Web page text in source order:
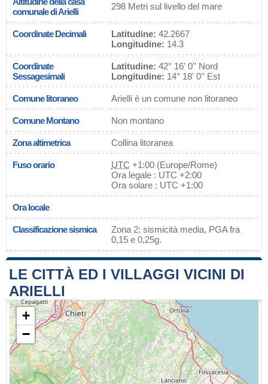
comunale di Arielli
298 Metri sul livello del mare
Coordinate Decimali Latitudine: 42.2667
Longitudine: 14.3
Coordinate
Sessagesimali
Latitudine: 42° 16' 0'' Nord
Longitudine: 14° 18' 0'' Est
Comune litoraneo Arielli è un comune non litoraneo
Comune Montano Non montano
Zona altimetrica Collina litoranea
Fuso orario UTC +1:00 (Europe/Rome)
Ora legale : UTC +2:00
Ora solare : UTC +1:00
Ora locale
Classificazione sismica
Zona 2: sismicità media, PGA fra
0,15 e 0,25g.
LE CITTÀ ED I VILLAGGI VICINI DI
ARIELLI
+
−